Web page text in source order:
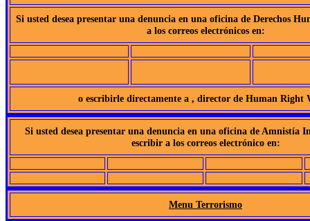
Si usted desea presentar una denuncia en una oficina de Derechos
a los correos electrónicos en:
o escribirle directamente a , director de Human Right
Si usted desea presentar una denuncia en una oficina de Amnistía
escribir a los correos electrónico en:
Menu Terrorismo